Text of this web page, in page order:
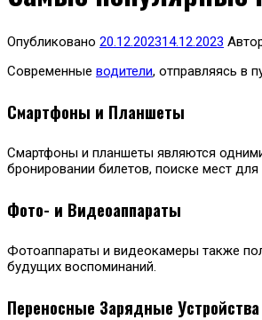
Опубликовано 20.12.202314.12.2023
Современные водители, отправляясь в
Смартфоны и Планшеты
Смартфоны и планшеты являются
бронировании билетов, поиске мест
Фото- и Видеоаппараты
Фотоаппараты и видеокамеры также
будущих воспоминаний.
Переносные Зарядные Устройства